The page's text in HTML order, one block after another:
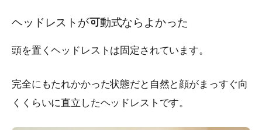
ヘッドレストが可動式ならよかった
頭を置くヘッドレストは固定されています。
完全にもたれかかった状態だと自然と顔がまっすぐ向
くくらいに直立したヘッドレストです。